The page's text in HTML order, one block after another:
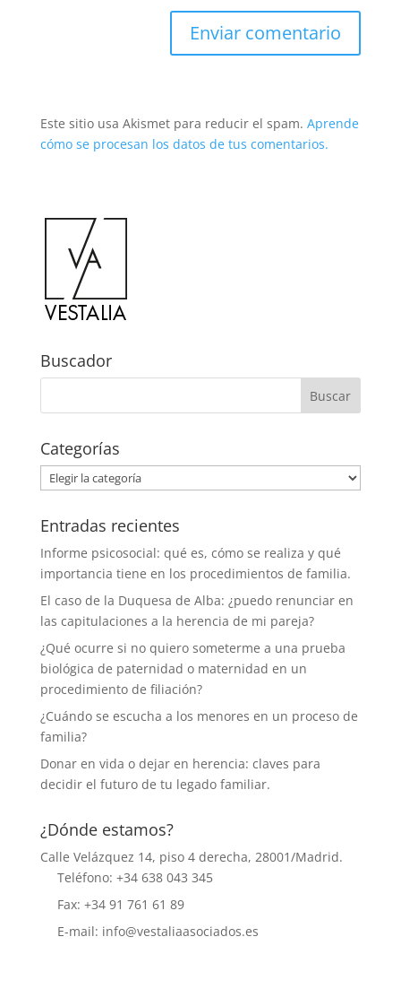
Este sitio usa Akismet para reducir el spam. Aprende
cómo se procesan los datos de tus comentarios.
Buscador
Categorías
Categorías
Entradas recientes
Informe psicosocial: qué es, cómo se realiza y qué
importancia tiene en los procedimientos de familia.
El caso de la Duquesa de Alba: ¿puedo renunciar en
las capitulaciones a la herencia de mi pareja?
¿Qué ocurre si no quiero someterme a una prueba
biológica de paternidad o maternidad en un
procedimiento de filiación?
¿Cuándo se escucha a los menores en un proceso de
familia?
Donar en vida o dejar en herencia: claves para
decidir el futuro de tu legado familiar.
¿Dónde estamos?
Calle Velázquez 14, piso 4 derecha, 28001/Madrid.
Teléfono: +34 638 043 345
Fax: +34 91 761 61 89
E-mail: info@vestaliaasociados.es